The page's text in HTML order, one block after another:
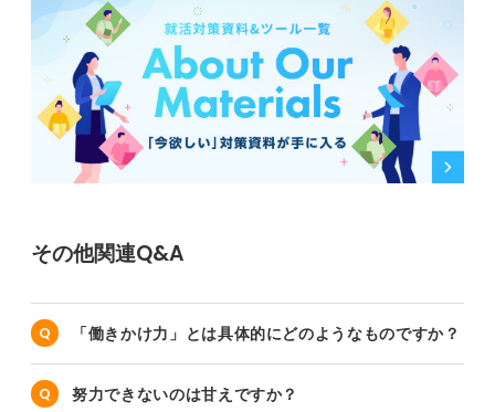
その他関連Q&A
「働きかけ力」とは具体的にどのようなものですか？
努力できないのは甘えですか？